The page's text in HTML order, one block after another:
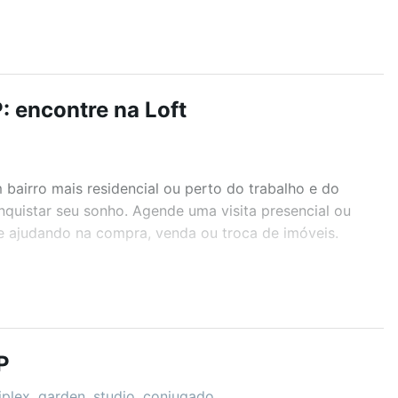
encontre na Loft
bairro mais residencial ou perto do trabalho e do
seu sonho. Agende uma visita presencial ou
na compra, venda ou troca de imóveis.
salão de festas ou área verde e encontrar